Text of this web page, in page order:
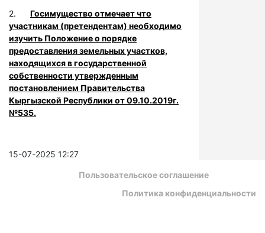
2. Госимущество отмечает что
участникам (претендентам) необходимо
изучить Положение о порядке
предоставления земельных участков,
находящихся в государственной
собственности утвержденным
постановлением Правительства
Кыргызской Республики от 09.10.2019г.
№535.
15-07-2025 12:27
Пользовательское соглашение
Политика конфиденциальности